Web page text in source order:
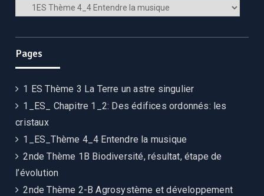
Catégories
Pages
1 ES Thème 3 La Terre un astre singulier
1_ES_ Chapitre 1_2: Des édifices ordonnés: les
cristaux
1_ES_Thème 4_4 Entendre la musique
2nde Thème 1B Biodiversité, résultat, étape de
l’évolution
2nde Thème 2-B Agrosystème et développement